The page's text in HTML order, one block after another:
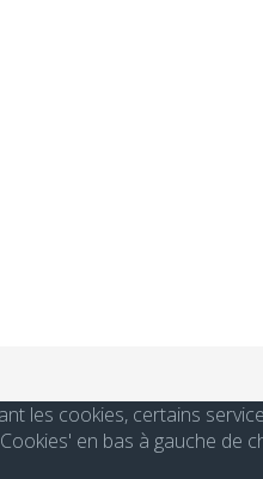
les cookies, certains
en bas à gauche de